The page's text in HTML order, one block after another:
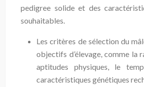
pedigree solide et des
souhaitables.
Les critères de sélection du
objectifs d’élevage, comme la
aptitudes physiques, le
caractéristiques génétiques